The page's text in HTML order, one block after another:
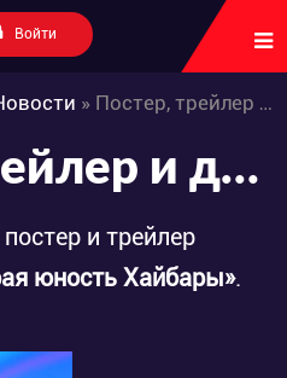
Войти
» Постер, трейлер и дата премьеры «Haibara-kun no Tsuyokute Seishun New Game»
Постер, трейлер и дата премьеры «Haibara-kun no Tsuyokute Seishun New Game»
и трейлер
юность Хайбары».